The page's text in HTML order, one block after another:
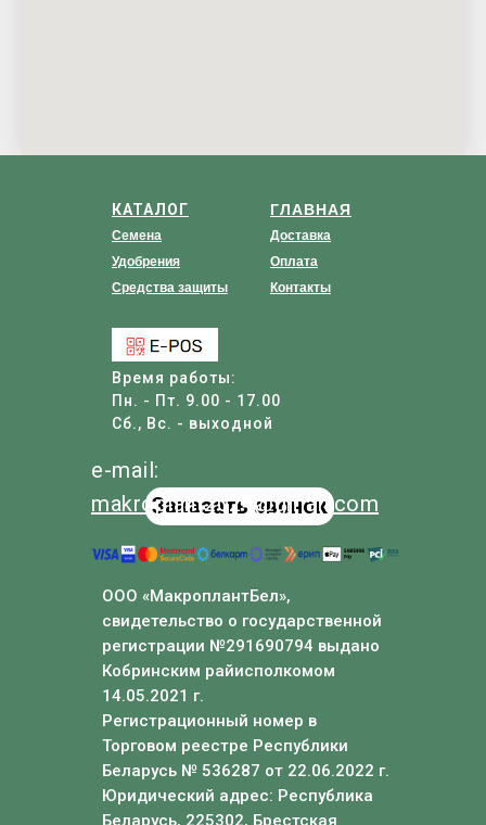
ГЛАВНАЯ
Доставка
Оплата
Контакты
Время работы:
Пн. - Пт. 9.00 - 17.00
Сб., Вс. - выходной
КАТАЛОГ
Семена
Удобрения
Средства защиты
ООО «МакроплантБел»,
свидетельство о государственной
регистрации №291690794 выдано
Кобринским райисполкомом
14.05.2021 г.
Регистрационный номер в
Торговом реестре Республики
Беларусь № 536287 от 22.06.2022 г.
Юридический адрес: Республика
Беларусь, 225302, Брестская
Заказать звонок
e-mail:
makroplant2024 @gmail .com